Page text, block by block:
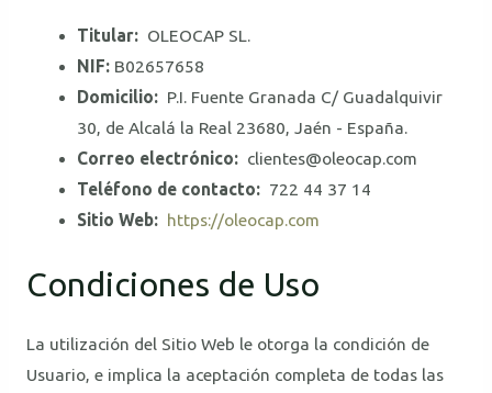
Titular: OLEOCAP SL.
NIF: B02657658
Domicilio: P.I. Fuente Granada C/ Guadalquivir
30, de Alcalá la Real 23680, Jaén - España.
Correo electrónico: clientes@oleocap.com
Teléfono de contacto: 722 44 37 14
Sitio Web: https://oleocap.com
Condiciones de Uso
La utilización del Sitio Web le otorga la condición de
Usuario, e implica la aceptación completa de todas las